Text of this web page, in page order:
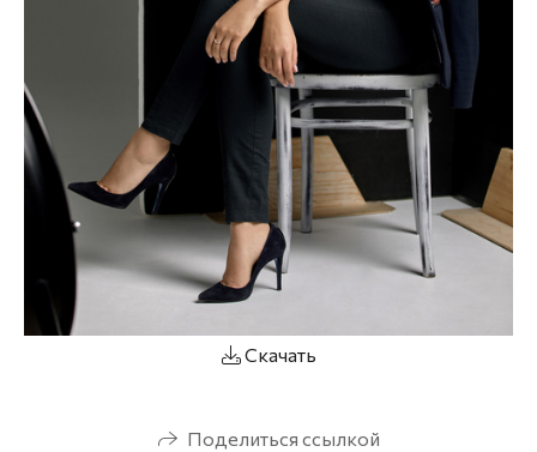
Скачать
Поделиться ссылкой